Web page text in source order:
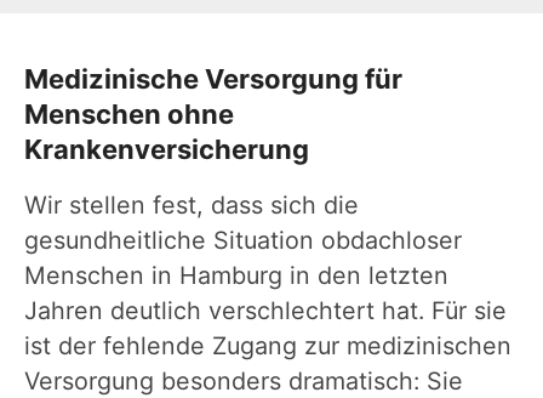
Medizinische Versorgung für
Menschen ohne
Krankenversicherung
Wir stellen fest, dass sich die
gesundheitliche Situation obdachloser
Menschen in Hamburg in den letzten
Jahren deutlich verschlechtert hat. Für sie
ist der fehlende Zugang zur medizinischen
Versorgung besonders dramatisch: Sie